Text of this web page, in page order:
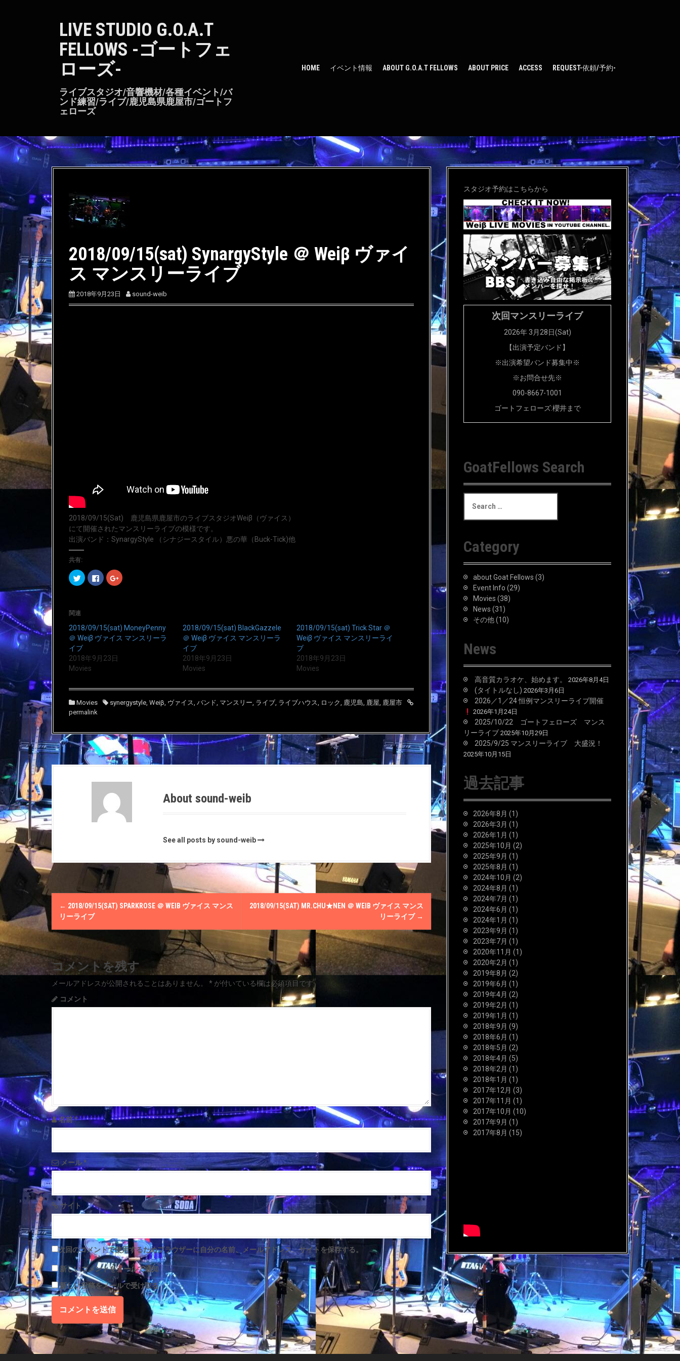
LIVE STUDIO G.O.A.T
FELLOWS -ゴートフェ
ローズ-
ライブスタジオ/音響機材/各種イベント/バ
ンド練習/ライブ/鹿児島県鹿屋市/ゴートフ
ェローズ
HOME イベント情報 ABOUT G.O.A.T FELLOWS ABOUT PRICE ACCESS REQUEST-依頼/予約-
2018/09/15(sat) SynargyStyle ＠ Weiβ ヴァイ
ス マンスリーライブ
2018年9月23日 sound-weib
2018/09/15(Sat) 鹿児島県鹿屋市のライブスタジオWeiβ（ヴァイス）
にて開催されたマンスリーライブの模様です。
出演バンド：SynargyStyle （シナジースタイル）悪の華（Buck-Tick)他
共有:
ク
リ
i
t
t
e
r
で
共
有
(
い
ィ
ン
ド
開
き
ま
す
)
F
a
で
共
有
す
に
は
し
て
く
新
し
い
ウ
ィ
ン
で
き
ま
す
)
ク
リ
o
g
l
e
い
ィ
開
き
ま
す
)
関連
2018/09/15(sat) MoneyPenny
＠ Weiβ ヴァイス マンスリーラ
イブ
2018年9月23日
Movies
2018/09/15(sat) BlackGazzele
＠ Weiβ ヴァイス マンスリーラ
イブ
2018年9月23日
Movies
2018/09/15(sat) Trick Star ＠
Weiβ ヴァイス マンスリーライ
ブ
2018年9月23日
Movies
Movies synergystyle Weiβ ヴァイス バンド マンスリー ライブ ライブハウス ロック 鹿児島 鹿屋 鹿屋市
permalink
About sound-weib
See all posts by sound-weib
P
s
t
n
a
i
a
t
i
n
← 2018/09/15(SAT) SPARKROSE ＠ WEIΒ ヴァイス マンス
リーライブ
2018/09/15(SAT) MR.CHU★NEN ＠ WEIΒ ヴァイス マンス
リーライブ →
コメントを残す
メールアドレスが公開されることはありません。 * が付いている欄は必須項目です
コメント
名前*
メール*
サイト
次回のコメントで使用するためブラウザーに自分の名前、メールアドレス、サイトを保存する。
新しいコメントをメールで通知
新しい投稿をメールで受け取る
スタジオ予約はこちらから
次回マンスリーライブ
2026年 3月28日(Sat)
【出演予定バンド】
※出演希望バンド募集中※
※お問合せ先※
090-8667-1001
ゴートフェローズ:櫻井まで
GoatFellows Search
a
c
h
f
Category
about Goat Fellows (3)
Event Info (29)
Movies (38)
News (31)
その他(10)
News
高音質カラオケ、始めます。 2026年8月4日
(タイトルなし) 2026年3月6日
2026／1／24 恒例マンスリーライブ開催
2026年1月24日
2025/10/22 ゴートフェローズ マンス
リーライブ 2025年10月29日
2025/9/25 マンスリーライブ 大盛況！
2025年10月15日
過去記事
2026年8月 (1)
2026年3月 (1)
2026年1月 (1)
2025年10月 (2)
2025年9月 (1)
2025年8月 (1)
2024年10月 (2)
2024年8月 (1)
2024年7月 (1)
2024年6月 (1)
2024年1月 (1)
2023年9月 (1)
2023年7月 (1)
2020年11月 (1)
2020年2月 (1)
2019年8月 (2)
2019年6月 (1)
2019年4月 (2)
2019年2月 (1)
2019年1月 (1)
2018年9月 (9)
2018年6月 (1)
2018年5月 (2)
2018年4月 (5)
2018年2月 (1)
2018年1月 (1)
2017年12月 (3)
2017年11月 (1)
2017年10月 (10)
2017年9月 (1)
2017年8月 (15)